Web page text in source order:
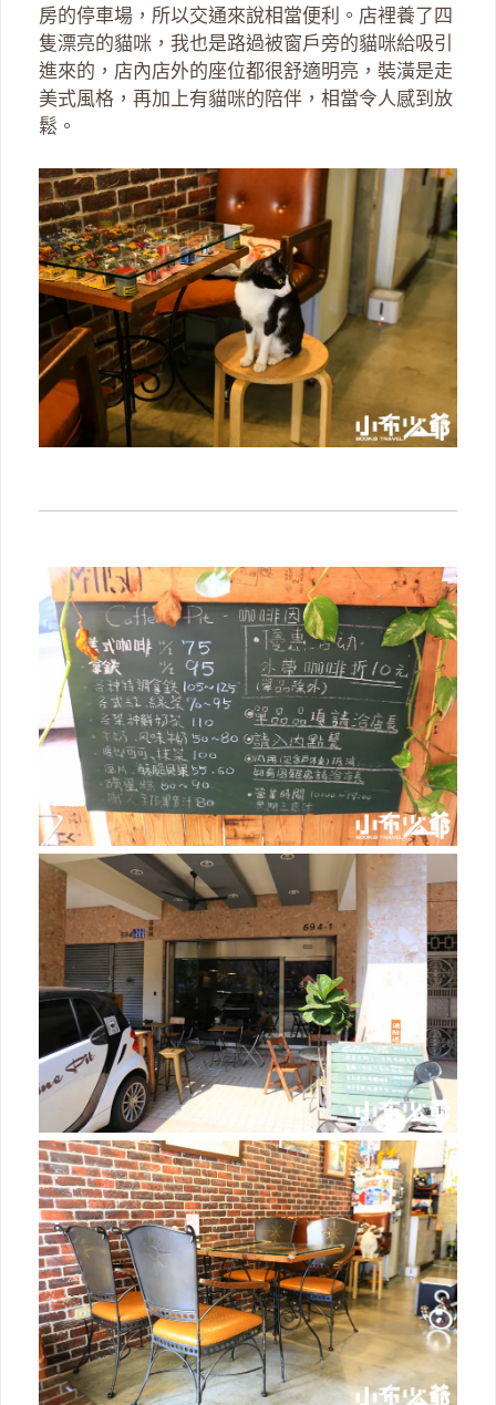
房的停車場，所以交通來說相當便利。店裡養了四
隻漂亮的貓咪，我也是路過被窗戶旁的貓咪給吸引
進來的，店內店外的座位都很舒適明亮，裝潢是走
美式風格，再加上有貓咪的陪伴，相當令人感到放
鬆。